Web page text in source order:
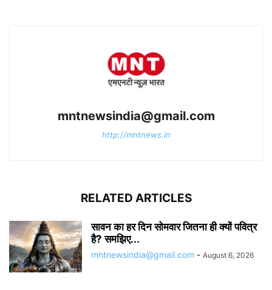
mntnewsindia@gmail.com
http://mntnews.in
RELATED ARTICLES
सावन का हर दिन सोमवार जितना ही क्यों पवित्र
है? समझिए...
mntnewsindia@gmail.com - August 6, 2026